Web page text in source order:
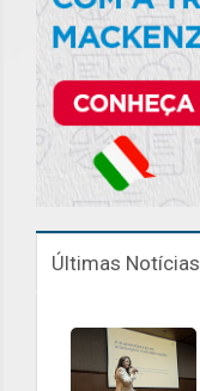
Últimas Notícias